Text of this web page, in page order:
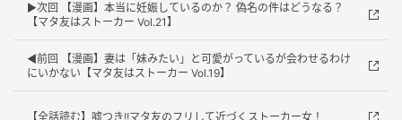
エキサイトニュース
▶次回 【漫画】本当に妊娠しているのか？ 偽名の件はどうなる？
【マタ友はストーカー Vol.21】
◀前回 【漫画】妻は「妹みたい」と可愛がっているが会わせるわけ
にいかない【マタ友はストーカー Vol.19】
【全話読む】嘘つき!!マタ友のフリして近づくストーカー女！